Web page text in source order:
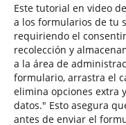
Este tutorial en video
a los formularios de tu
requiriendo el
recolección y
a la área de
formulario, arrastra el
elimina opciones extra
datos." Esto asegura
antes de enviar el